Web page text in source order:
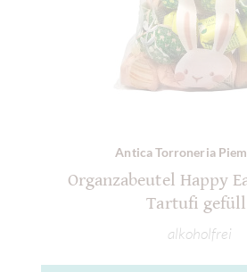
Antica Torroneria
Organzabeutel Happy
Tartufi
alkoholfrei